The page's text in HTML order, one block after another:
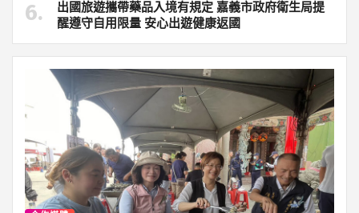
出國旅遊攜帶藥品入境有規定 嘉義市政府衛生局提
醒遵守自用限量 安心出遊健康返國